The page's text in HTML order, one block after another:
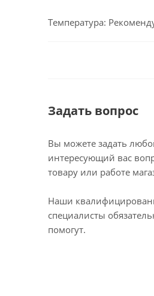
Температура:
Задать вопрос
Вы можете задать
интересующий вас
товару или работе
Наши
специалисты
помогут.